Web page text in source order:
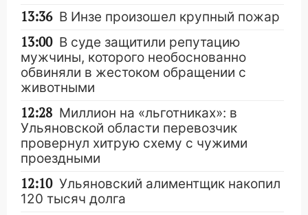
13:36 В Инзе произошел крупный пожар
13:00 В суде защитили репутацию
мужчины, которого необоснованно
обвиняли в жестоком обращении с
животными
12:28 Миллион на «льготниках»: в
Ульяновской области перевозчик
провернул хитрую схему с чужими
проездными
12:10 Ульяновский алиментщик накопил
120 тысяч долга